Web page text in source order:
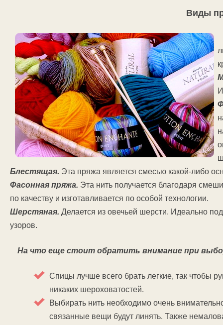
Виды
Блестящая. Эта пряжа является смесью какой-либо
Фасонная пряжа. Эта нить получается благодаря
по качеству и изготавливается по особой технологии.
Шерстяная. Делается из овечьей шерсти. Идеально
узоров.
На что еще стоит обратить внимание при
Спицы лучше всего брать легкие, так чтобы
никаких шероховатостей.
Выбирать нить необходимо очень
связанные вещи будут линять. Также